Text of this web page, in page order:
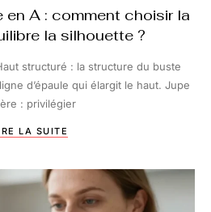
en A : comment choisir la
la silhouette ?
structuré : la structure du buste
d’épaule qui élargit le haut. Jupe
: privilégier
LA SUITE